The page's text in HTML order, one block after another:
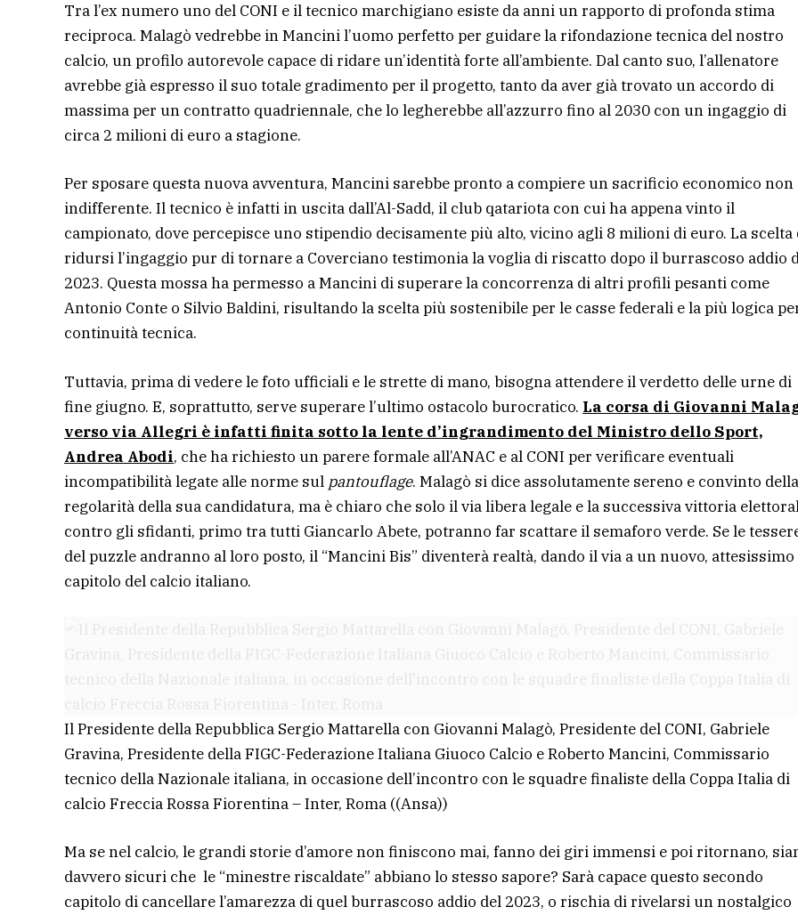
Tra l’ex numero uno del CONI e il tecnico marchigiano esiste da anni un rapporto di profonda stima
reciproca. Malagò vedrebbe in Mancini l’uomo perfetto per guidare la rifondazione tecnica del nostro
calcio, un profilo autorevole capace di ridare un’identità forte all’ambiente. Dal canto suo, l’allenatore
avrebbe già espresso il suo totale gradimento per il progetto, tanto da aver già trovato un accordo di
massima per un contratto quadriennale, che lo legherebbe all’azzurro fino al 2030 con un ingaggio di
circa 2 milioni di euro a stagione.
Per sposare questa nuova avventura, Mancini sarebbe pronto a compiere un sacrificio economico non
indifferente. Il tecnico è infatti in uscita dall’Al-Sadd, il club qatariota con cui ha appena vinto il
campionato, dove percepisce uno stipendio decisamente più alto, vicino agli 8 milioni di euro. La scelta
ridursi l’ingaggio pur di tornare a Coverciano testimonia la voglia di riscatto dopo il burrascoso addio
2023. Questa mossa ha permesso a Mancini di superare la concorrenza di altri profili pesanti come
Antonio Conte o Silvio Baldini, risultando la scelta più sostenibile per le casse federali e la più logica
continuità tecnica.
Tuttavia, prima di vedere le foto ufficiali e le strette di mano, bisogna attendere il verdetto delle urne di
fine giugno. E, soprattutto, serve superare l’ultimo ostacolo burocratico. La corsa di Giovanni
verso via Allegri è infatti finita sotto la lente d’ingrandimento del Ministro dello Sport,
Andrea Abodi, che ha richiesto un parere formale all’ANAC e al CONI per verificare eventuali
incompatibilità legate alle norme sul pantouflage. Malagò si dice assolutamente sereno e convinto della
regolarità della sua candidatura, ma è chiaro che solo il via libera legale e la successiva vittoria
contro gli sfidanti, primo tra tutti Giancarlo Abete, potranno far scattare il semaforo verde. Se le
del puzzle andranno al loro posto, il “Mancini Bis” diventerà realtà, dando il via a un nuovo, attesissimo
capitolo del calcio italiano.
Il Presidente della Repubblica Sergio Mattarella con Giovanni Malagò, Presidente del CONI, Gabriele
Gravina, Presidente della FIGC-Federazione Italiana Giuoco Calcio e Roberto Mancini, Commissario
tecnico della Nazionale italiana, in occasione dell’incontro con le squadre finaliste della Coppa Italia di
calcio Freccia Rossa Fiorentina – Inter, Roma ((Ansa))
Ma se nel calcio, le grandi storie d’amore non finiscono mai, fanno dei giri immensi e poi ritornano,
davvero sicuri che le “minestre riscaldate” abbiano lo stesso sapore? Sarà capace questo secondo
capitolo di cancellare l’amarezza di quel burrascoso addio del 2023, o rischia di rivelarsi un nostalgico